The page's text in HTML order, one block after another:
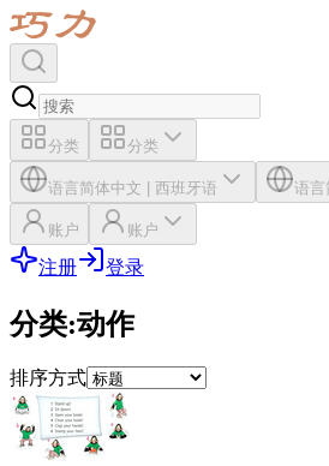
分类 分类
语言简体中文 | 西班牙语 语言
账户 账户
注册 登录
分类:动作
排序方式